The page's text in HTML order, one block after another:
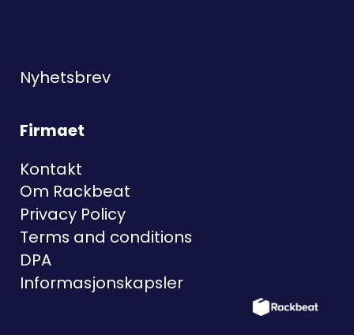
Nyhetsbrev
Firmaet
Kontakt
Om Rackbeat
Privacy Policy
Terms and conditions
DPA
Informasjonskapsler